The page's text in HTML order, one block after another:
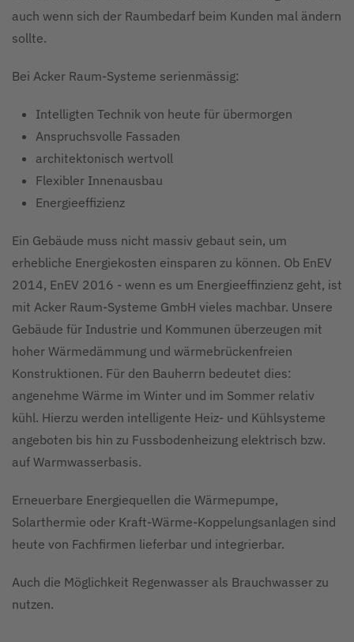
auch wenn sich der Raumbedarf beim Kunden mal ändern
sollte.
Bei Acker Raum-Systeme serienmässig:
Intelligten Technik von heute für übermorgen
Anspruchsvolle Fassaden
architektonisch wertvoll
Flexibler Innenausbau
Energieeffizienz
Ein Gebäude muss nicht massiv gebaut sein, um
erhebliche Energiekosten einsparen zu können. Ob EnEV
2014, EnEV 2016 - wenn es um Energieeffinzienz geht, ist
mit Acker Raum-Systeme GmbH vieles machbar. Unsere
Gebäude für Industrie und Kommunen überzeugen mit
hoher Wärmedämmung und wärmebrückenfreien
Konstruktionen. Für den Bauherrn bedeutet dies:
angenehme Wärme im Winter und im Sommer relativ
kühl. Hierzu werden intelligente Heiz- und Kühlsysteme
angeboten bis hin zu Fussbodenheizung elektrisch bzw.
auf Warmwasserbasis.
Erneuerbare Energiequellen die Wärmepumpe,
Solarthermie oder Kraft-Wärme-Koppelungsanlagen sind
heute von Fachfirmen lieferbar und integrierbar.
Auch die Möglichkeit Regenwasser als Brauchwasser zu
nutzen.